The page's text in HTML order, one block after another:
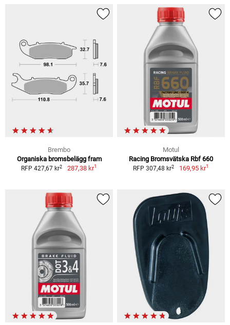
Brembo
Organiska bromsbelägg fram
RFP 427,67 kr2 287,38 kr1
Motul
Racing Bromsvätska Rbf 660
RFP 307,48 kr2 169,95 kr1